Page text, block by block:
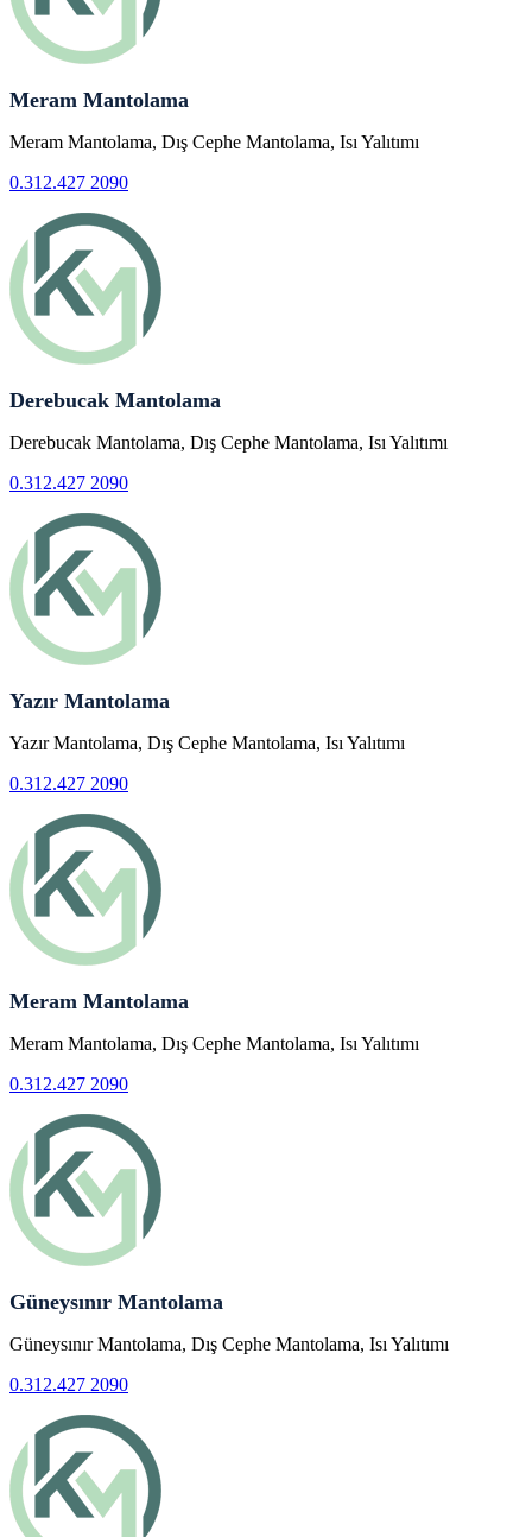
Meram Mantolama
Meram Mantolama, Dış Cephe Mantolama, Isı Yalıtımı
0.312.427 2090
Derebucak Mantolama
Derebucak Mantolama, Dış Cephe Mantolama, Isı Yalıtımı
0.312.427 2090
Yazır Mantolama
Yazır Mantolama, Dış Cephe Mantolama, Isı Yalıtımı
0.312.427 2090
Meram Mantolama
Meram Mantolama, Dış Cephe Mantolama, Isı Yalıtımı
0.312.427 2090
Güneysınır Mantolama
Güneysınır Mantolama, Dış Cephe Mantolama, Isı Yalıtımı
0.312.427 2090